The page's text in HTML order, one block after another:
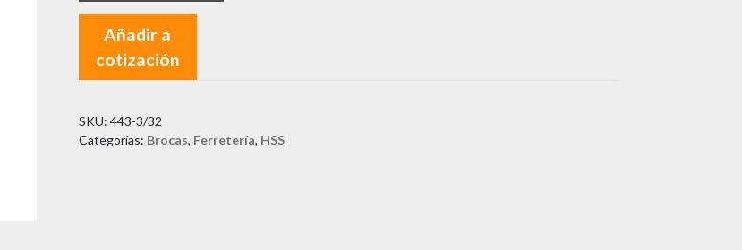
Añadir a
cotización
SKU: 443-3/32
Categorías: Brocas, Ferretería, HSS